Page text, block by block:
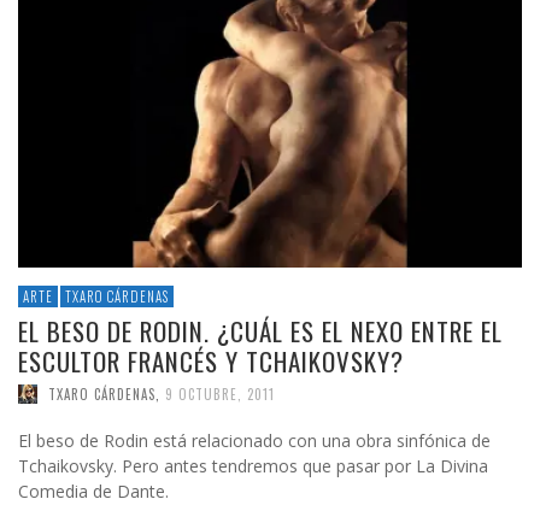
ARTE TXARO CÁRDENAS
EL BESO DE RODIN. ¿CUÁL ES EL NEXO ENTRE EL
ESCULTOR FRANCÉS Y TCHAIKOVSKY?
TXARO CÁRDENAS 9 OCTUBRE, 2011
El beso de Rodin está relacionado con una obra sinfónica de
Tchaikovsky. Pero antes tendremos que pasar por La Divina
Comedia de Dante.